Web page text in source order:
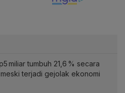
miliar tumbuh 21,6 % secara
terjadi gejolak ekonomi